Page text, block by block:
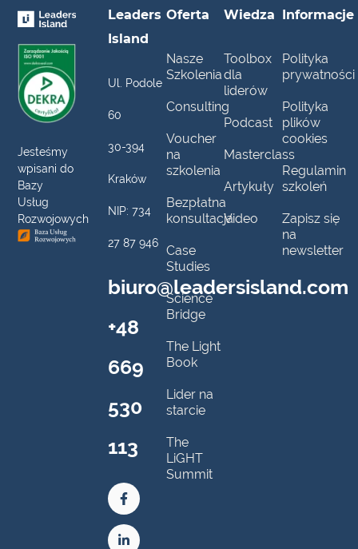
Jesteśmy
wpisani do
Bazy
Usług
Rozwojowych
Leaders
Island
Ul. Podole
60
30-394
Kraków
NIP: 734
27 87 946
biuro@leadersisland.com
+48
669
530
113
Oferta
Nasze
Szkolenia
Consulting
Voucher
na
szkolenia
Bezpłatna
konsultacja
Case
Studies
Science
Bridge
The Light
Book
Lider na
starcie
The
LiGHT
Summit
Wiedza
Toolbox
dla
liderów
Podcast
Masterclass
Artykuły
Video
Informacje
Polityka
prywatności
Polityka
plików
cookies
Regulamin
szkoleń
Zapisz się
na
newsletter